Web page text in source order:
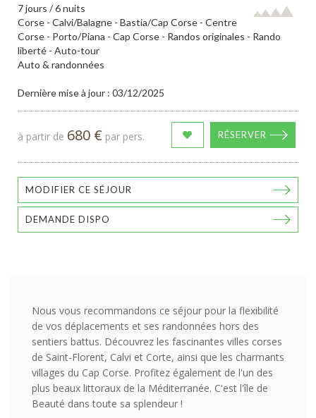
7 jours / 6 nuits
Corse - Calvi/Balagne - Bastia/Cap Corse - Centre
Corse - Porto/Piana - Cap Corse - Randos originales - Rando
liberté - Auto-tour
Auto & randonnées
Dernière mise à jour : 03/12/2025
à partir de 680 € par pers. RÉSERVER
MODIFIER CE SÉJOUR
DEMANDE DISPO
Nous vous recommandons ce séjour pour la flexibilité
de vos déplacements et ses randonnées hors des
sentiers battus. Découvrez les fascinantes villes corses
de Saint-Florent, Calvi et Corte, ainsi que les charmants
villages du Cap Corse. Profitez également de l'un des
plus beaux littoraux de la Méditerranée. C'est l'île de
Beauté dans toute sa splendeur !